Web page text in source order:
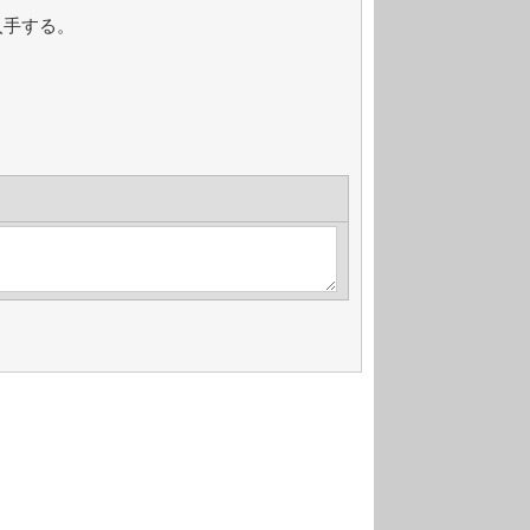
する。